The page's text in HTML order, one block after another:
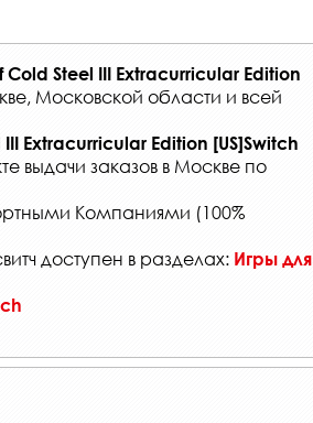
Cold Steel III Extracurricular Edition
Московской области и всей
Extracurricular Edition [US]Switch
выдачи заказов в Москве по
Компаниями (100%
доступен в разделах: Игры для